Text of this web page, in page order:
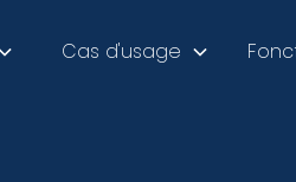
Cas d'usage